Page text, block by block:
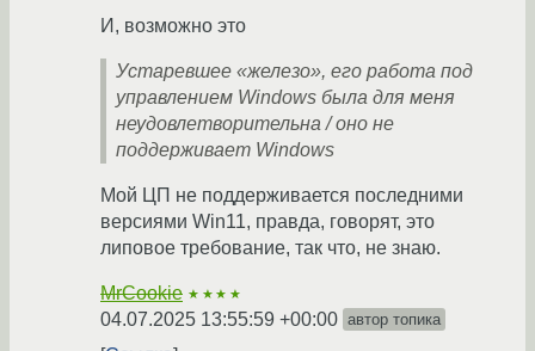
И, возможно это
Устаревшее «железо», его работа под
управлением Windows была для меня
неудовлетворительна / оно не
поддерживает Windows
Мой ЦП не поддерживается последними
версиями Win11, правда, говорят, это
липовое требование, так что, не знаю.
MrCookie ★★★★
04.07.2025 13:55:59 +00:00 автор топика